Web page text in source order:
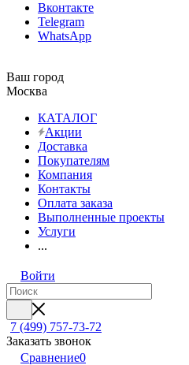
Вконтакте
Telegram
WhatsApp
Ваш город
Москва
КАТАЛОГ
Акции
Доставка
Покупателям
Компания
Контакты
Оплата заказа
Выполненные проекты
Услуги
...
Войти
7 (499) 757-73-72
Заказать звонок
Сравнение0